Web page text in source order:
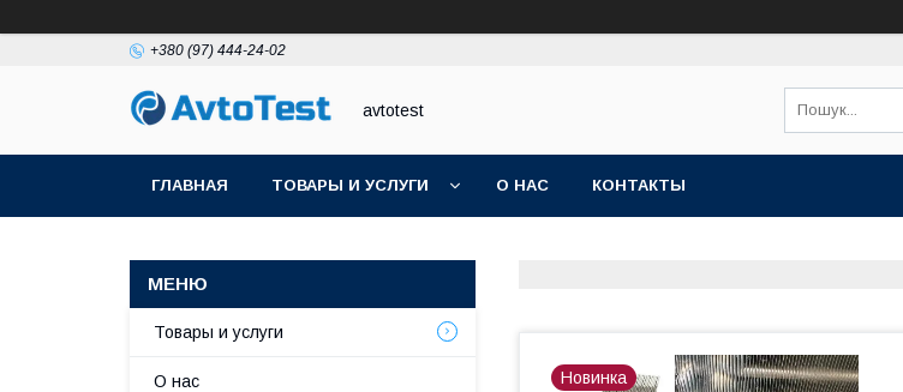
+380 (97) 444-24-02
avtotest
ГЛАВНАЯ ТОВАРЫ И УСЛУГИ О НАС КОНТАКТЫ
Новинка
Товары и услуги
О нас